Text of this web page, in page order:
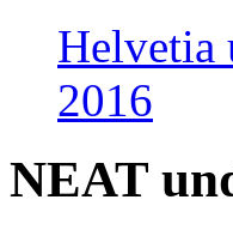
Helvetia
2016
NEAT